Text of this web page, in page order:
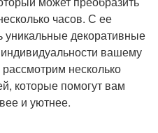
часов. С ее
декоративные
вашему
несколько
которые помогут вам
и уютнее.